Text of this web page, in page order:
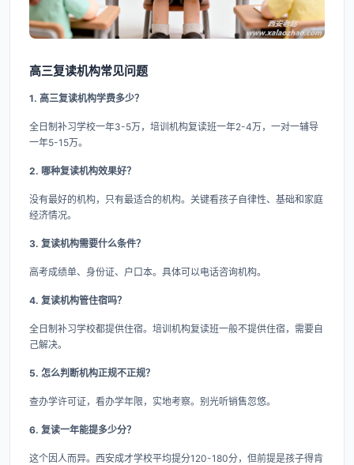
高三复读机构常见问题
1. 高三复读机构学费多少？
全日制补习学校一年3-5万，培训机构复读班一年2-4万，一对一辅导
一年5-15万。
2. 哪种复读机构效果好？
没有最好的机构，只有最适合的机构。关键看孩子自律性、基础和家庭
经济情况。
3. 复读机构需要什么条件？
高考成绩单、身份证、户口本。具体可以电话咨询机构。
4. 复读机构管住宿吗？
全日制补习学校都提供住宿。培训机构复读班一般不提供住宿，需要自
己解决。
5. 怎么判断机构正规不正规？
查办学许可证，看办学年限，实地考察。别光听销售忽悠。
6. 复读一年能提多少分？
这个因人而异。西安成才学校平均提分120-180分，但前提是孩子得肯